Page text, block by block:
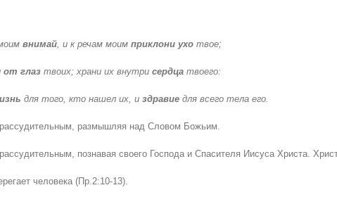
внимай, и к речам моим приклони ухо твое;
от глазтвоих; храни их внутри сердцатвоего:
для того, кто нашел их, и здравиедля всего тела его.
рассудительным, размышляя над Словом Божьим.
познавая своего Господа и Спасителя Иисуса Христа.
человека (Пр.2:10-13).